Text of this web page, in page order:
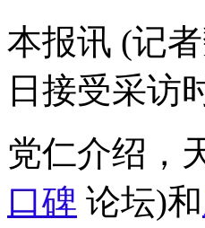
本报讯 (记
日接受采访
党仁介绍，
口碑 论坛)和